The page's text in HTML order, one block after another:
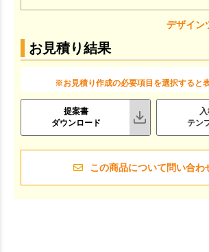
デザイン
お見積り結果
※お見積り作成の必要項目を選択すると
提案書
ダウンロード
テン
この商品について問い合わ